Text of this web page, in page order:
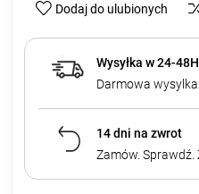
Dodaj do ulubionych
Wysyłka w 24-48H
Darmowa wysylka
14 dni na zwrot
Zamów. Sprawdź.